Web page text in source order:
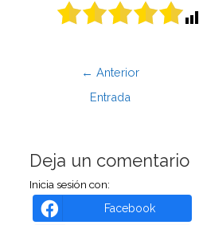
← Anterior
Entrada
Deja un comentario
Inicia sesión con:
Facebook